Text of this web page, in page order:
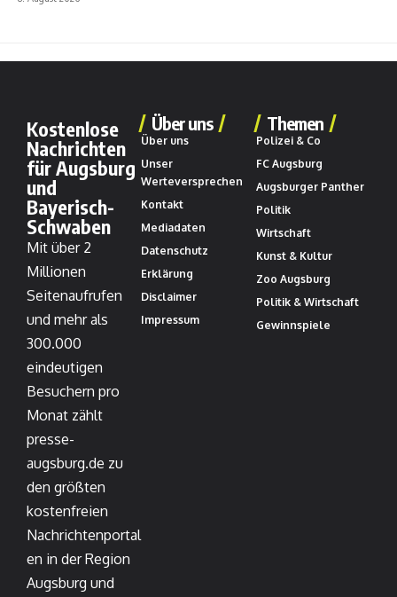
Kostenlose
Nachrichten
für Augsburg
und
Bayerisch-
Schwaben
Mit über 2
Millionen
Seitenaufrufen
und mehr als
300.000
eindeutigen
Besuchern pro
Monat zählt
presse-
augsburg.de zu
den größten
kostenfreien
Nachrichtenportal
en in der Region
Augsburg und
Über uns
Über uns
Unser
Werteversprechen
Kontakt
Mediadaten
Datenschutz
Erklärung
Disclaimer
Impressum
Themen
Polizei & Co
FC Augsburg
Augsburger Panther
Politik
Wirtschaft
Kunst & Kultur
Zoo Augsburg
Politik & Wirtschaft
Gewinnspiele